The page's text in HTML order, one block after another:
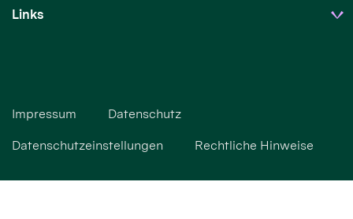
Links
Impressum Datenschutz
Datenschutzeinstellungen Rechtliche Hinweise